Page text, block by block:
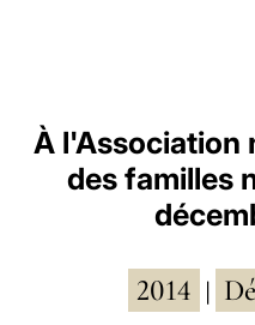
À l'Association
des familles
2014